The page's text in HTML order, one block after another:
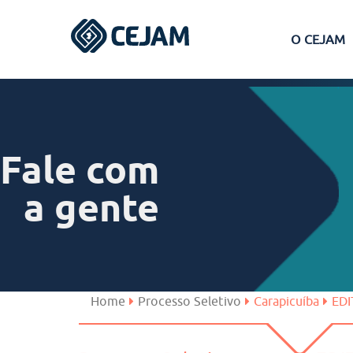
O CEJAM
Ferraz de Vasconcelos
São José dos Campos
Fale com
a gente
Home Processo Seletivo Carapicuíba